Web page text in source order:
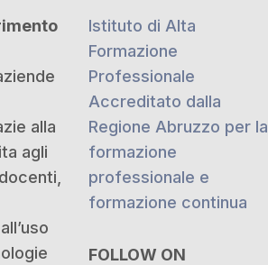
alla
agli
Istituto di Alta
Formazione
Professionale
Accreditato dalla
Regione Abruzzo per la
formazione
professionale e
formazione continua
FOLLOW ON